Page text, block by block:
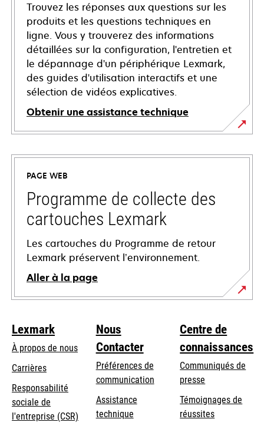
Trouvez les réponses aux questions sur les
produits et les questions techniques en
ligne. Vous y trouverez des informations
détaillées sur la configuration, l'entretien et
le dépannage d'un périphérique Lexmark,
des guides d'utilisation interactifs et une
sélection de vidéos explicatives.
Obtenir une assistance technique
s’ouvre
dans
nouvel
onglet
PAGE WEB
Programme de collecte des
cartouches Lexmark
Les cartouches du Programme de retour
Lexmark préservent l’environnement.
Aller à la page
Lexmark
À propos de nous
Carrières
s’ouvre
dans
un
Responsabilité
sociale de
l'entreprise (CSR) s’ouvre
Nous
Contacter
Préférences de
communication
s’ouvre
dans
Assistance
techniques’ouvre
Centre de
connaissances
Communiqués de
presse
Témoignages de
réussites